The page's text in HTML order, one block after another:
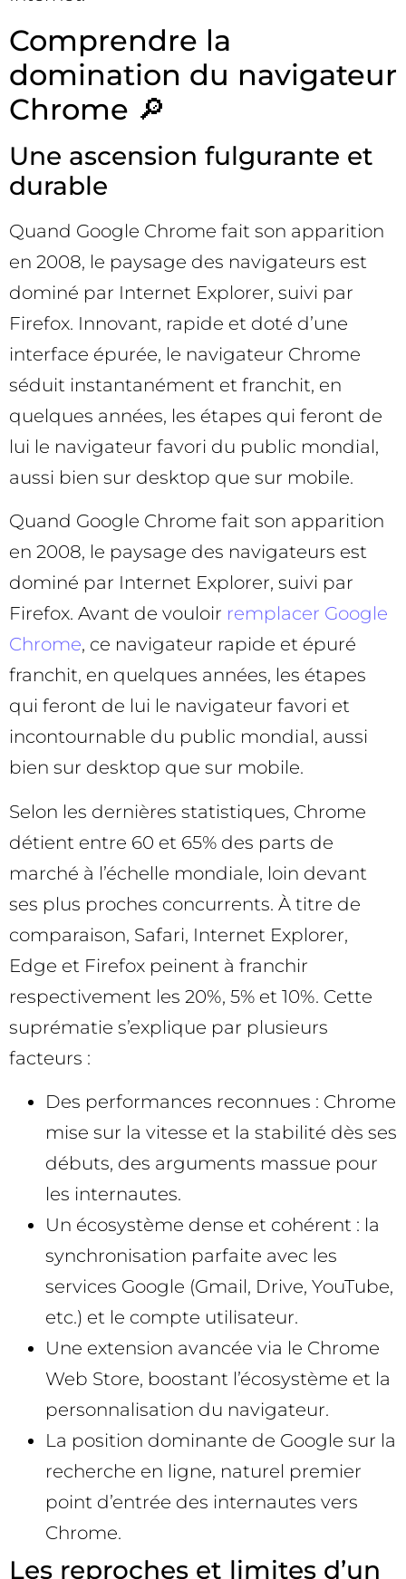
Comprendre la
domination du navigateur
Chrome 🔎
Une ascension fulgurante et
durable
Quand Google Chrome fait son apparition
en 2008, le paysage des navigateurs est
dominé par Internet Explorer, suivi par
Firefox. Innovant, rapide et doté d’une
interface épurée, le navigateur Chrome
séduit instantanément et franchit, en
quelques années, les étapes qui feront de
lui le navigateur favori du public mondial,
aussi bien sur desktop que sur mobile.
Quand Google Chrome fait son apparition
en 2008, le paysage des navigateurs est
dominé par Internet Explorer, suivi par
Firefox. Avant de vouloir remplacer Google
Chrome, ce navigateur rapide et épuré
franchit, en quelques années, les étapes
qui feront de lui le navigateur favori et
incontournable du public mondial, aussi
bien sur desktop que sur mobile.
Selon les dernières statistiques, Chrome
détient entre 60 et 65% des parts de
marché à l’échelle mondiale, loin devant
ses plus proches concurrents. À titre de
comparaison, Safari, Internet Explorer,
Edge et Firefox peinent à franchir
respectivement les 20%, 5% et 10%. Cette
suprématie s’explique par plusieurs
facteurs :
Des performances reconnues : Chrome
mise sur la vitesse et la stabilité dès ses
débuts, des arguments massue pour
les internautes.
Un écosystème dense et cohérent : la
synchronisation parfaite avec les
services Google (Gmail, Drive, YouTube,
etc.) et le compte utilisateur.
Une extension avancée via le Chrome
Web Store, boostant l’écosystème et la
personnalisation du navigateur.
La position dominante de Google sur la
recherche en ligne, naturel premier
point d’entrée des internautes vers
Chrome.
Les reproches et limites d’un